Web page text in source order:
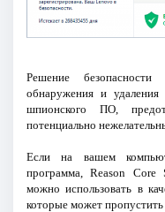
Решение безопасности
обнаружения и
шпионского ПО,
потенциально
Если на вашем
программа, Reason
можно использовать в
которые может пропустить